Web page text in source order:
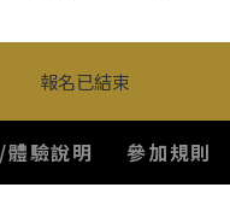
體驗說明 參加規則
報名已結束